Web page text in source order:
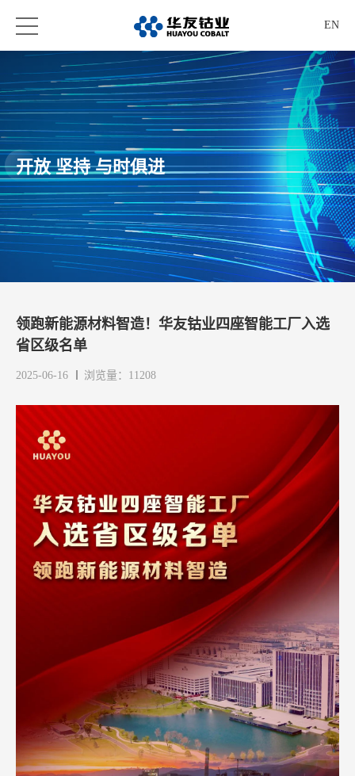
EN
开放 坚持 与时俱进
领跑新能源材料智造！华友钴业四座智能工厂入选
省区级名单
2025-06-16 浏览量：11208